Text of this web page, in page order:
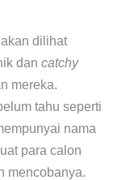
dilihat
dan catchy
mereka.
tahu seperti
nama
para calon
mencobanya.